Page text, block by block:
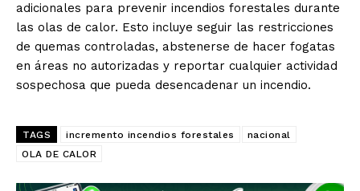
adicionales para prevenir incendios forestales durante
las olas de calor. Esto incluye seguir las restricciones
de quemas controladas, abstenerse de hacer fogatas
en áreas no autorizadas y reportar cualquier actividad
sospechosa que pueda desencadenar un incendio.
TAGS incremento incendios forestales
nacional
OLA DE CALOR